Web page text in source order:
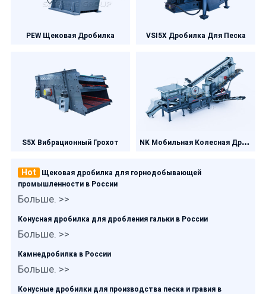
PEW Щековая Дробилка VSI5X Дробилка Для Песка
S5X Вибрационный Грохот N
K Мобильная Колесная Дробилка
Hot
Щековая дробилка для горнодобывающей
промышленности в России
Больше. >>
Конусная дробилка для дробления гальки в России
Больше. >>
Камнедробилка в России
Больше. >>
Конусные дробилки для производства песка и гравия в